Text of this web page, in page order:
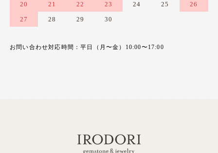
20 21 22 23 24 25 26
27 28 29 30
お問い合わせ対応時間：平日（月〜金）10:00〜17:00